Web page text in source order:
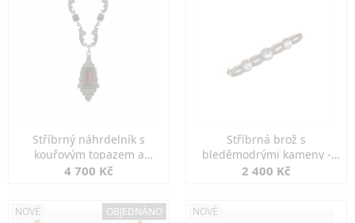
Stříbrný náhrdelník s
kouřovým topazem a
markazity
4 700 Kč
Stříbrná brož s
bleděmodrými kameny -
jemná elegance
2 400 Kč
NOVÉ OBJEDNÁNO NOVÉ